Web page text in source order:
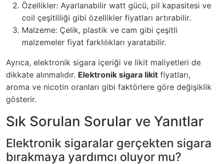
Özellikler: Ayarlanabilir watt gücü, pil kapasitesi ve
coil çeşitliliği gibi özellikler fiyatları artırabilir.
Malzeme: Çelik, plastik ve cam gibi çeşitli
malzemeler fiyat farklılıkları yaratabilir.
Ayrıca, elektronik sigara içeriği ve likit maliyetleri de
dikkate alınmalıdır. Elektronik sigara likit fiyatları,
aroma ve nicotin oranları gibi faktörlere göre değişiklik
gösterir.
Sık Sorulan Sorular ve Yanıtlar
Elektronik sigaralar gerçekten sigara
bırakmaya yardımcı oluyor mu?